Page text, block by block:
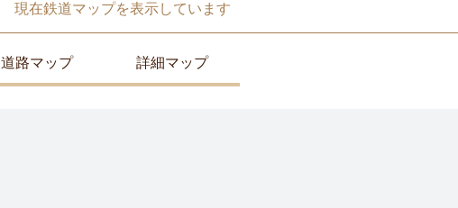
現在鉄道マップを表示しています
道路マップ 詳細マップ